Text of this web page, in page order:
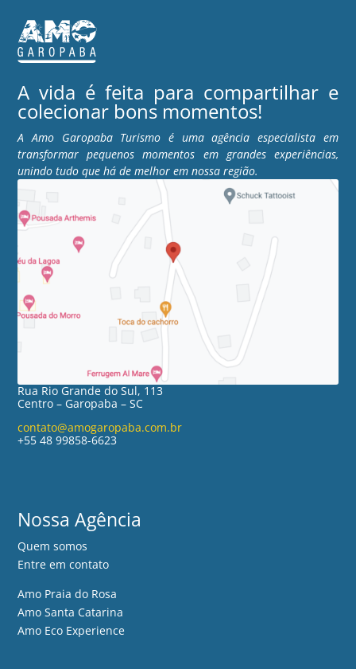
A vida é feita para compartilhar e
colecionar bons momentos!
A Amo Garopaba Turismo é uma agência especialista em
transformar pequenos momentos em grandes experiências,
unindo tudo que há de melhor em nossa região.
Rua Rio Grande do Sul, 113
Centro – Garopaba – SC
contato@amogaropaba.com.br
+55 48 99858-6623
Nossa Agência
Quem somos
Entre em contato
Amo Praia do Rosa
Amo Santa Catarina
Amo Eco Experience